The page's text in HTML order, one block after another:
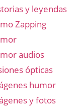
y leyendas
Zapping
audios
ópticas
humor
y fotos